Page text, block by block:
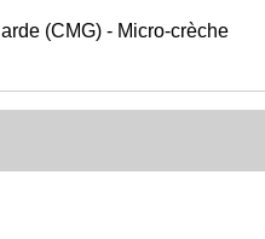
(CMG) - Micro-crèche